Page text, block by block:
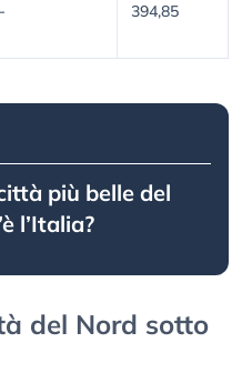
- 394,85
più belle del
l’Italia?
del Nord sotto